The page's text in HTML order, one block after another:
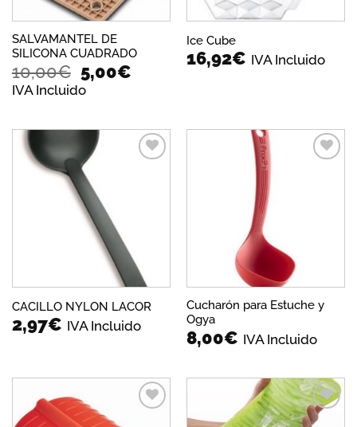
SALVAMANTEL DE
SILICONA CUADRADO
10,00€ El
precio
10,00€.
5,00€
5,00€.
IVA Incluido
Ice Cube
16,92€ IVA Incluido
CACILLO NYLON LACOR
2,97€ IVA Incluido
Cucharón para Estuche y
Ogya
8,00€ IVA Incluido
Añadir